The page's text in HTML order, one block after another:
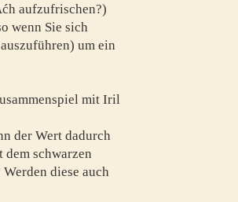
aufzufrischen?)
wenn Sie sich
um ein
mit Iril
der Wert dadurch
schwarzen
diese auch